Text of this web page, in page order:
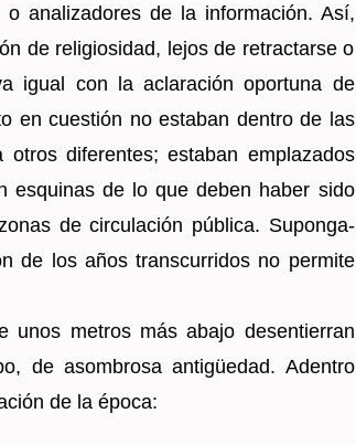
o ana­li­za­do­res de la in­for­ma­ción. Así,
de re­li­gio­si­dad, lejos de re­trac­tar­se o
igual con la acla­ra­ción opor­tu­na de
en cues­tión no es­ta­ban den­tro de las
otros di­fe­ren­tes; es­ta­ban em­pla­za­dos
es­qui­nas de lo que deben haber sido
de cir­cu­la­ción pú­bli­ca. Su­pon­ga­
de los años trans­cu­rri­dos no per­mi­te
unos me­tros más abajo des­en­tie­rran
de asom­bro­sa antigüedad. Aden­tro
de la época: